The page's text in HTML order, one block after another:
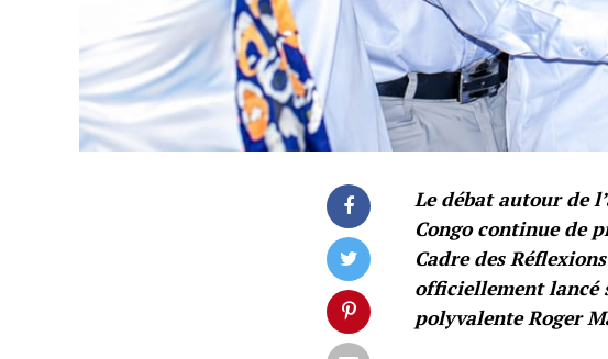
Le débat autour de
Congo continue de
Cadre des
officiellement lancé
polyvalente Roger